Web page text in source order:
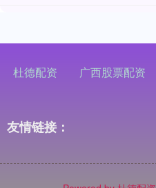
杜德配资 广西股票配资
友情链接：